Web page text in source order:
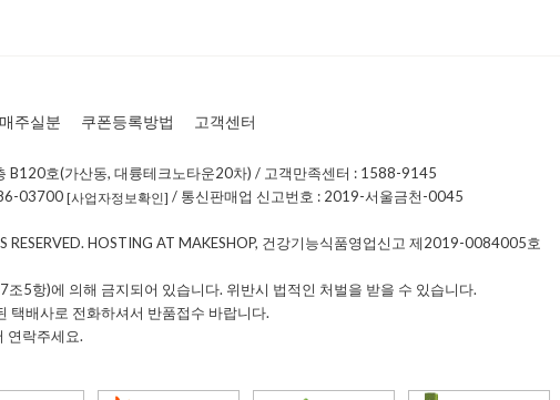
주실분 쿠폰등록방법 고객센터
B120호(가산동, 대륭테크노타운20차) / 고객만족센터 : 1588-9145
03700[사업자정보확인] / 통신판매업 신고번호 : 2019-서울금천-0045
HOSTING AT MAKESHOP, 건강기능식품영업신고 제2019-0084005호
5항)에 의해 금지되어 있습니다. 위반시 법적인 처벌을 받을 수 있습니다.
택배사로 전화하셔서 반품접수 바랍니다.
연락주세요.